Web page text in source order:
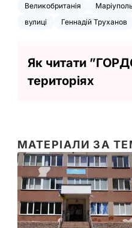
Великобританія Маріуполь
вулиці
Геннадій Труханов
Як читати
територіях
МАТЕРІАЛИ ЗА